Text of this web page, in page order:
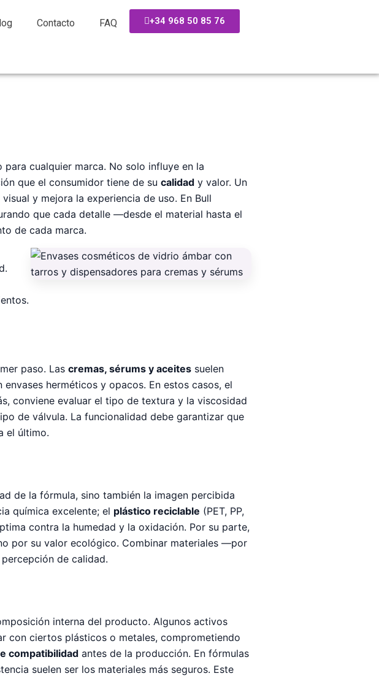
Contacto FAQ +34 968 50 85 76
cualquier marca. No solo influye en la
que el consumidor tiene de su calidad y valor. Un
y mejora la experiencia de uso. En Bull
que cada detalle —desde el material hasta el
de cada marca.
paso. Las cremas, sérums y aceites suelen
herméticos y opacos. En estos casos, el
conviene evaluar el tipo de textura y la viscosidad
de válvula. La funcionalidad debe garantizar que
el último.
de la fórmula, sino también la imagen percibida
química excelente; el plástico reciclable (PET, PP,
contra la humedad y la oxidación. Por su parte,
por su valor ecológico. Combinar materiales —por
de calidad.
interna del producto. Algunos activos
con ciertos plásticos o metales, comprometiendo
compatibilidad antes de la producción. En fórmulas
suelen ser los materiales más seguros. Este